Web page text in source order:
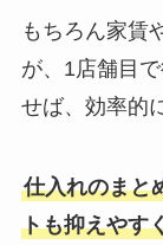
もちろん家賃
が、1店舗目
せば、効率的
仕入れのまと
トも抑えやす